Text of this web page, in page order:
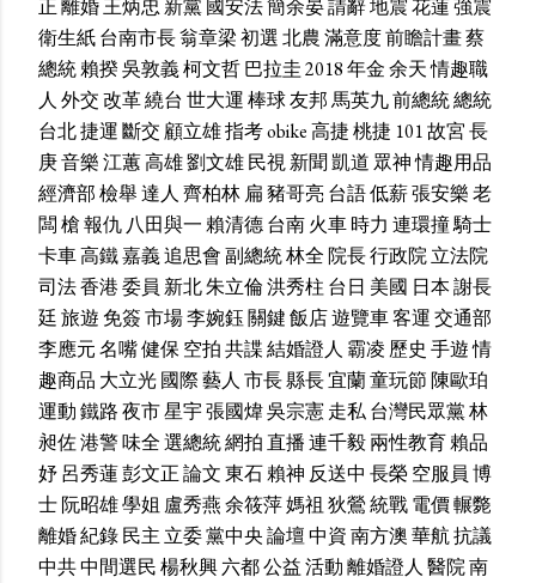
正離婚王炳忠 新黨國安法簡余晏請辭地震花蓮強震
衛生紙台南市長翁章梁初選北農滿意度前瞻計畫蔡
總統賴揆吳敦義柯文哲巴拉圭2018年金余天情趣職
人 外交改革繞台 世大運棒球友邦馬英九前總統總統
台北捷運斷交 顧立雄指考obike高捷桃捷 101故宮長
庚音樂江蕙高雄劉文雄民視新聞凱道 眾神情趣用品
經濟部檢舉達人 齊柏林 扁豬哥亮台語低薪張安樂老
闆槍報仇 八田與一賴清德台南火車時力 連環撞騎士
卡車高鐵嘉義追思會副總統林全院長行政院立法院
司法香港委員 新北朱立倫洪秀柱 台日 美國 日本謝長
廷旅遊 免簽市場李婉鈺關鍵飯店遊覽車客運交通部
李應元名嘴健保空拍共諜結婚證人 霸凌 歷史 手遊情
趣商品 大立光國際藝人 市長縣長宜蘭童玩節陳歐珀
運動鐵路夜市星宇張國煒吳宗憲走私台灣民眾黨林
昶佐港警味全選總統網拍直播連千毅兩性教育賴品
妤呂秀蓮彭文正論文東石賴神 反送中 長榮空服員 博
士阮昭雄學姐 盧秀燕余筱萍媽祖 狄鶯統戰電價輾斃
離婚紀錄民主 立委黨中央論壇中資南方澳華航抗議
中共中間選民楊秋興六都公益活動離婚證人 醫院南